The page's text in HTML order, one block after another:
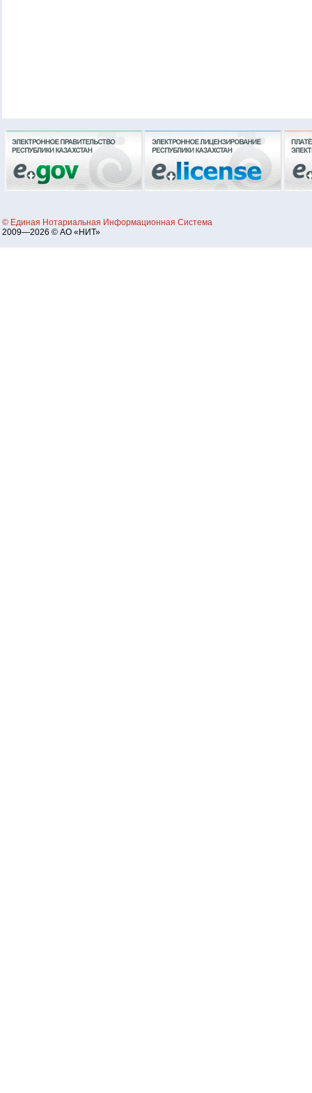
© Единая Нотариальная Информационная Система
2009—2026 © АО «НИТ»